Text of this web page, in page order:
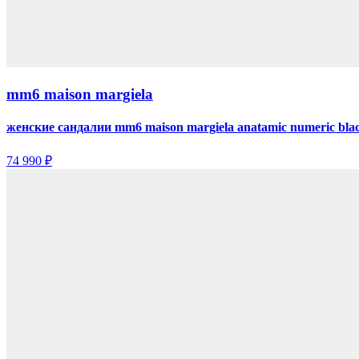
mm6 maison margiela
женские сандалии mm6 maison margiela anatamic numeric
74 990 ₽